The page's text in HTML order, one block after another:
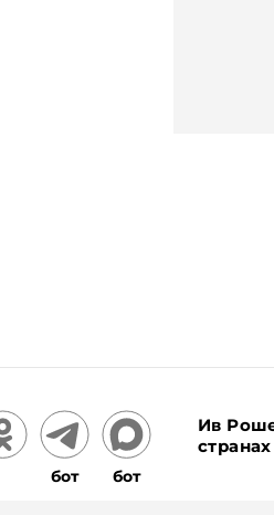
бот бот
Ив
странах